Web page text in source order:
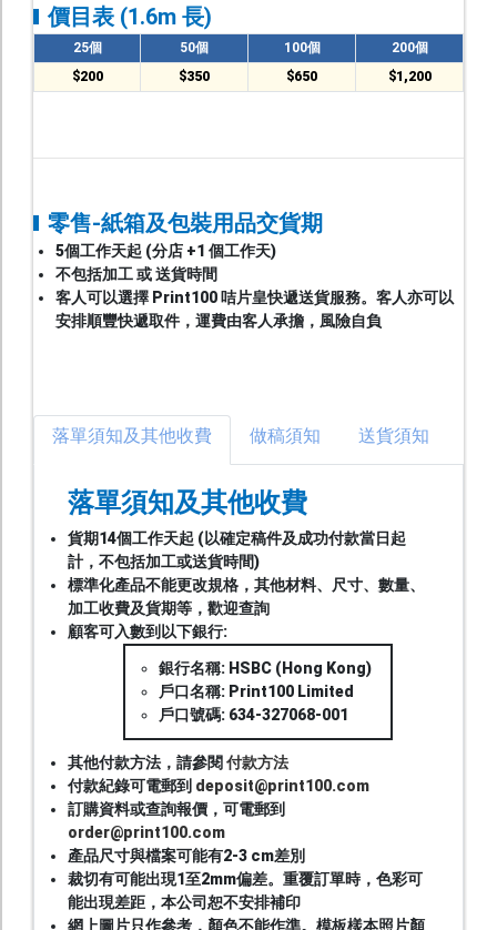
價目表 (1.6m 長)
25個 50個 100個
200個
$200
$350 $650 $1,200
零售-紙箱及包裝用品交貨期
5個工作天起 (分店 +1 個工作天)
不包括加工 或 送貨時間
客人可以選擇 Print100 咭片皇快遞送貨服務。客人亦可以
安排順豐快遞取件，運費由客人承擔，風險自負
落單須知及其他收費 做稿須知 送貨須知
落單須知及其他收費
貨期14個工作天起 (以確定稿件及成功付款當日起
計，不包括加工或送貨時間)
標準化產品不能更改規格，其他材料、尺寸、數量、
加工收費及貨期等，歡迎查詢
顧客可入數到以下銀行:
銀行名稱: HSBC (Hong Kong)
戶口名稱: Print100 Limited
戶口號碼: 634-327068-001
其他付款方法，請參閱 付款方法
付款紀錄可電郵到 deposit@print100.com
訂購資料或查詢報價，可電郵到
order@print100.com
產品尺寸與檔案可能有2-3 cm差別
裁切有可能出現1至2mm偏差。重覆訂單時，色彩可
能出現差距，本公司恕不安排補印
網上圖片只作參考，顏色不能作準。模板樣本照片顏